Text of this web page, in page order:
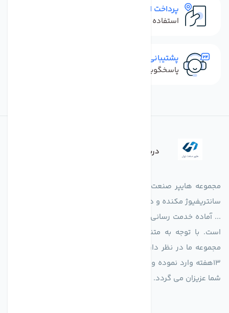
پرداخت امن
استفاده از روش‌های پرداخت امن
پشتیبانی سریع
پاسخگویی سریع به تماس‌ها و پیام‌ها
درباره فروشگاه
مجموعه هایپر صنعت ایران در امر تولید و واردات انواع فن های
سانتریفیوژ مکنده و دمنده آکسیال، سقفی، بین کانالی، مرغداری و
... آماده خدمت رسانی به شرکت های تولیدی، صنعتی و ساختمانی
است. با توجه به متنوع بودن فن های تولیدی کمپانی اروپایی
مجموعه ما در نظر دارد کالاهای تخصصی شما عزیزان رو در صرف
13هفته وارد نموده و این عمر باعث صرفه جویی در هزینه و زمان
شما عزیزان می گردد.